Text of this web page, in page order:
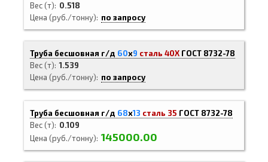
Вес (т)
0.518
Цена (руб./тонну)
по запросу
Труба бесшовная г/д 60х9 сталь 40Х ГОСТ 8732-78
Вес (т) 1.539
Цена (руб./тонну)
по запросу
Труба бесшовная г/д 68х13 сталь 35 ГОСТ 8732-78
Вес (т)
0.109
Цена (руб./тонну) 145000.00